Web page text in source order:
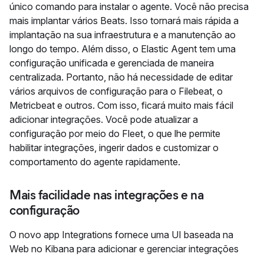
único comando para instalar o agente. Você não precisa
mais implantar vários Beats. Isso tornará mais rápida a
implantação na sua infraestrutura e a manutenção ao
longo do tempo. Além disso, o Elastic Agent tem uma
configuração unificada e gerenciada de maneira
centralizada. Portanto, não há necessidade de editar
vários arquivos de configuração para o Filebeat, o
Metricbeat e outros. Com isso, ficará muito mais fácil
adicionar integrações. Você pode atualizar a
configuração por meio do Fleet, o que lhe permite
habilitar integrações, ingerir dados e customizar o
comportamento do agente rapidamente.
Mais facilidade nas integrações e na
configuração
O novo app Integrations fornece uma UI baseada na
Web no Kibana para adicionar e gerenciar integrações